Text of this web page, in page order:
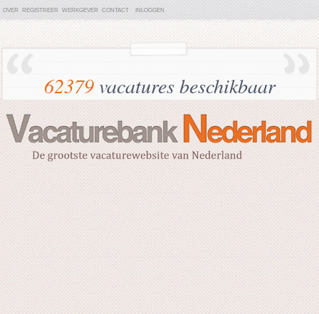
OVER REGISTREER WERKGEVER CONTACT INLOGGEN
62379vacatures beschikbaar